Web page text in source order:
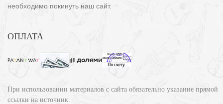
необходимо покинуть наш сайт.
ОПЛАТА
При использовании материалов с сайта обязательно указание прямой
ссылки на источник.